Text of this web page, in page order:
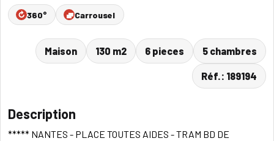
360° Carrousel
Maison 130 m2 6 pieces 5 chambres
Réf.: 189194
Description
***** NANTES - PLACE TOUTES AIDES - TRAM BD DE